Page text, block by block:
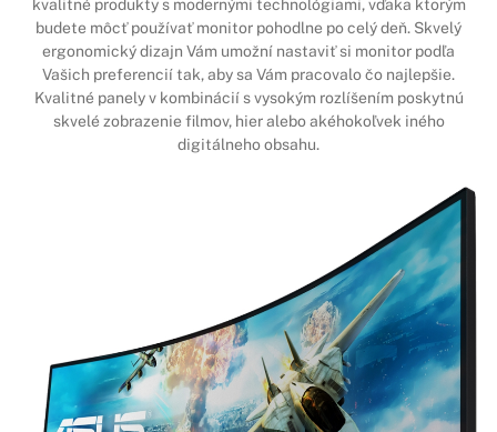
kvalitné produkty s modernými technológiami, vďaka ktorým
budete môcť používať monitor pohodlne po celý deň. Skvelý
ergonomický dizajn Vám umožní nastaviť si monitor podľa
Vašich preferencií tak, aby sa Vám pracovalo čo najlepšie.
Kvalitné panely v kombinácií s vysokým rozlíšením poskytnú
skvelé zobrazenie filmov, hier alebo akéhokoľvek iného
digitálneho obsahu.